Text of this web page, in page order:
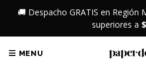
🚚 Despacho GRATIS en
superiores a
MENU